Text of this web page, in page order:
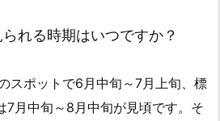
れる時期はいつですか？
スポットで6月中旬～7月上旬、標
7月中旬～8月中旬が見頃です。そ